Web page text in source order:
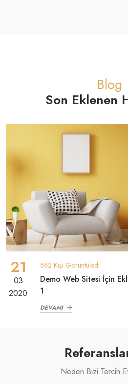
Blog
Son Eklenen
21
03
2020
582 Kişi Görüntüledi
Demo Web Sitesi İçin
1
DEVAMI
Neden Bizi Tercih